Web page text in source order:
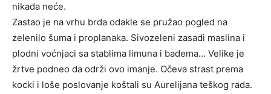
nikada neće.
Zastao je na vrhu brda odakle se pružao pogled na
zelenilo šuma i proplanaka. Sivozeleni zasadi maslina i
plodni voćnjaci sa stablima limuna i badema… Velike je
žrtve podneo da održi ovo imanje. Očeva strast prema
kocki i loše poslovanje koštali su Aurelijana teškog rada.